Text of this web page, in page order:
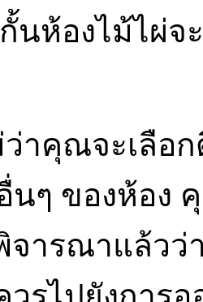
นห้องไม้ไผ่จ
ว่าคุณจะเลื
นๆ ของห้อง
ารณาแล้วว่